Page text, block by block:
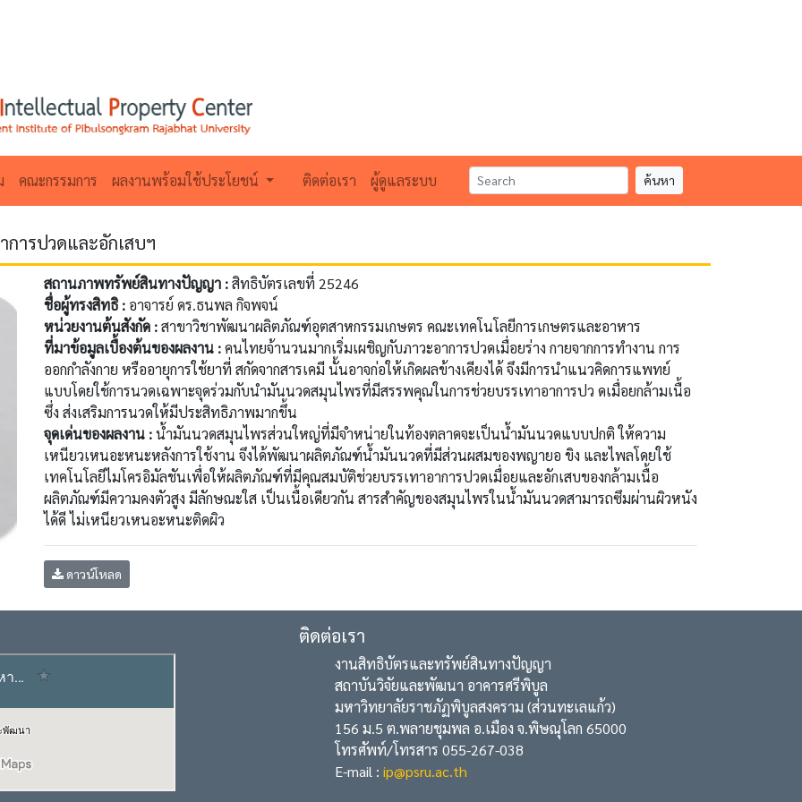
คณะกรรมการ ผลงานพร้อมใช้ประโยชน์ ติดต่อเรา ผู้ดูแลระบบ ค้นหา
ารปวดและอักเสบฯ
สถานภาพทรัพย์สินทางปัญญา :สิทธิบัตรเลขที่ 25246
ชื่อผู้ทรงสิทธิ : อาจารย์ ดร.ธนพล กิจพจน์
หน่วยงานต้นสังกัด :สาขาวิชาพัฒนาผลิตภัณฑ์อุตสาหกรรมเกษตร คณะเทคโนโลยีการเกษตรและอาหาร
ที่มาข้อมูลเบื้องต้นของผลงาน :คนไทยจ้านวนมากเริ่มเผชิญกับภาวะอาการปวดเมื่อยร่าง กายจากการทำงาน การ
ออกกำลังกาย หรืออายุการใช้ยาที่ สกัดจากสารเคมี นั้นอาจก่อให้เกิดผลข้างเคียงได้ จึงมีการนำแนวคิดการแพทย์
แบบโดยใช้การนวดเฉพาะจุดร่วมกับนำมันนวดสมุนไพรที่มีสรรพคุณในการช่วยบรรเทาอาการปว ดเมื่อยกล้ามเนื้อ
ซึ่ง ส่งเสริมการนวดให้มีประสิทธิภาพมากขึ้น
จุดเด่นของผลงาน :น้ำมันนวดสมุนไพรส่วนใหญ่ที่มีจำหน่ายในท้องตลาดจะเป็นน้ำมันนวดแบบปกติ ให้ความ
เหนียวเหนอะหนะหลังการใช้งาน จึงได้พัฒนาผลิตภัณฑ์น้ำมันนวดที่มีส่วนผสมของพญายอ ขิง และไพลโดยใช้
เทคโนโลยีไมโครอิมัลชันเพื่อให้ผลิตภัณฑ์ที่มีคุณสมบัติช่วยบรรเทาอาการปวดเมื่อยและอักเสบของกล้ามเนื้อ
ผลิตภัณฑ์มีความคงตัวสูง มีลักษณะใส เป็นเนื้อเดียวกัน สารสำคัญของสมุนไพรในน้ำมันนวดสามารถซึมผ่านผิวหนัง
ได้ดี ไม่เหนียวเหนอะหนะติดผิว
ดาวน์โหลด
ติดต่อเรา
งานสิทธิบัตรและทรัพย์สินทางปัญญา
สถาบันวิจัยและพัฒนา อาคารศรีพิบูล
มหาวิทยาลัยราชภัฏพิบูลสงคราม (ส่วนทะเลแก้ว)
156 ม.5 ต.พลายชุมพล อ.เมือง จ.พิษณุโลก 65000
โทรศัพท์/โทรสาร 055-267-038
E-mail : ip@psru.ac.th